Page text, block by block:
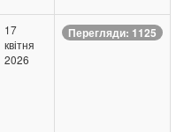
17
квітня
2026
Перегляди: 1125